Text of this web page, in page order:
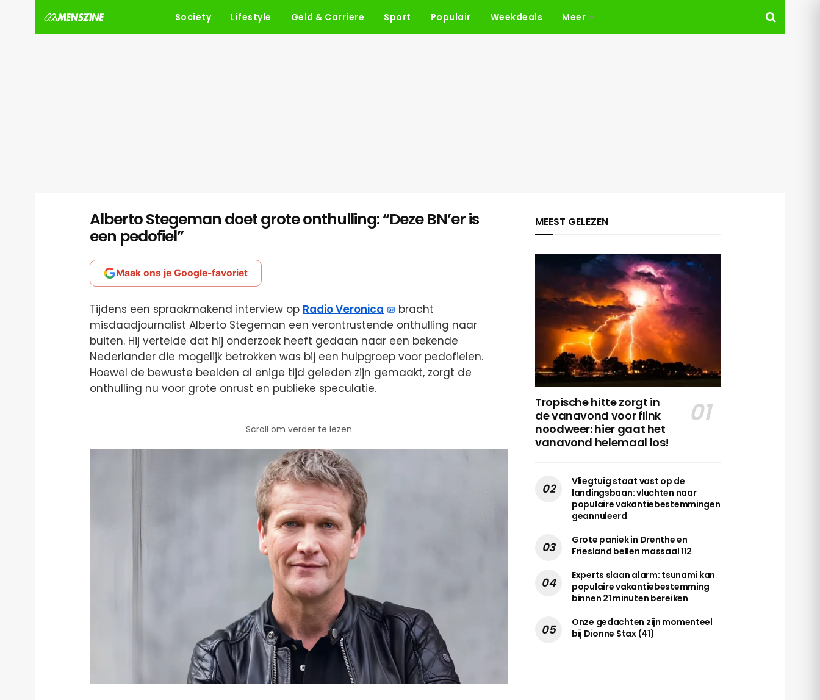
Society Lifestyle Geld & Carriere Sport Populair Weekdeals Meer
Alberto Stegeman doet grote onthulling: “Deze BN’er is
een pedofiel”
Maak ons je Google-favoriet
Tijdens een spraakmakend interview op Radio Veronica
bracht
misdaadjournalist Alberto Stegeman een verontrustende onthulling naar
buiten. Hij vertelde dat hij onderzoek heeft gedaan naar een bekende
Nederlander die mogelijk betrokken was bij een hulpgroep voor pedofielen.
Hoewel de bewuste beelden al enige tijd geleden zijn gemaakt, zorgt de
onthulling nu voor grote onrust en publieke speculatie.
Scroll om verder te lezen
MEEST GELEZEN
Tropische hitte zorgt in
de vanavond voor flink
noodweer: hier gaat het
vanavond helemaal los!
Vliegtuig staat vast op de
landingsbaan: vluchten naar
populaire vakantiebestemmingen
geannuleerd
Grote paniek in Drenthe en
Friesland bellen massaal 112
Experts slaan alarm: tsunami kan
populaire vakantiebestemming
binnen 21 minuten bereiken
Onze gedachten zijn momenteel
bij Dionne Stax (41)